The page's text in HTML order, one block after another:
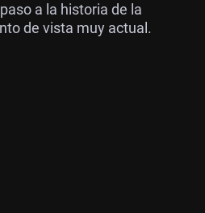
a la historia de la
de vista muy actual.